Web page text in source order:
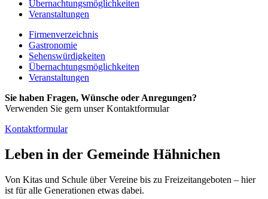
Übernachtungsmöglichkeiten
Veranstaltungen
Firmenverzeichnis
Gastronomie
Sehenswürdigkeiten
Übernachtungsmöglichkeiten
Veranstaltungen
Sie haben Fragen, Wünsche oder Anregungen?
Verwenden Sie gern unser Kontaktformular
Kontaktformular
Leben in der Gemeinde Hähnichen
Von Kitas und Schule über Vereine bis zu Freizeitangeboten – hier
ist für alle Generationen etwas dabei.